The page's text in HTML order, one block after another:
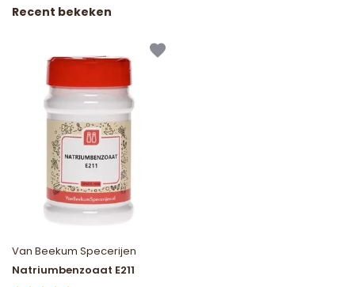
Recent bekeken
Van Beekum Specerijen
Natriumbenzoaat E211